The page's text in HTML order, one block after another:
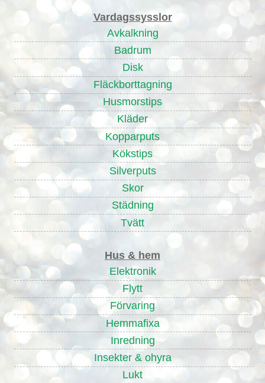
Vardagssysslor
Avkalkning
Badrum
Disk
Fläckborttagning
Husmorstips
Kläder
Kopparputs
Kökstips
Silverputs
Skor
Städning
Tvätt
Hus & hem
Elektronik
Flytt
Förvaring
Hemmafixa
Inredning
Insekter & ohyra
Lukt